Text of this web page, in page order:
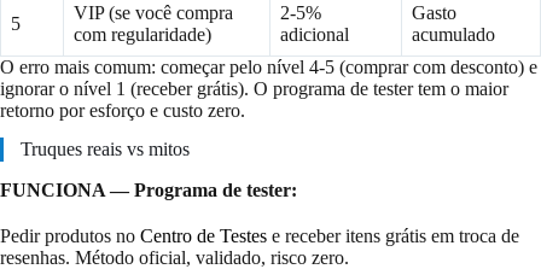
5
VIP (se você compra
com regularidade)
2-5%
adicional
Gasto
acumulado
O erro mais comum: começar pelo nível 4-5 (comprar com desconto) e
ignorar o nível 1 (receber grátis). O programa de tester tem o maior
retorno por esforço e custo zero.
Truques reais vs mitos
FUNCIONA — Programa de tester:
Pedir produtos no Centro de Testes e receber itens grátis em troca de
resenhas. Método oficial, validado, risco zero.